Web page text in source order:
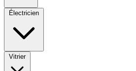
Électricien
Vitrier